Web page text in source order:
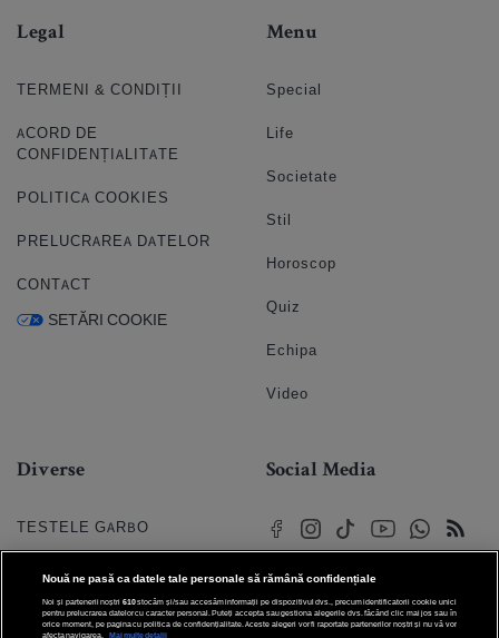
Legal
TERMENI & CONDIȚII
ACORD DE
CONFIDENȚIALITATE
POLITICA COOKIES
PRELUCRAREA DATELOR
CONTACT
SETĂRI COOKIE
Menu
Special
Life
Societate
Stil
Horoscop
Quiz
Echipa
Video
Diverse
TESTELE GARBO
HOROSCOP
HOROSCOPUL IUBIRII
Social Media
Nouă ne pasă ca datele tale personale să rămână confidențiale
Noi și partenerii noștri 610stocăm și/sau accesăm informații pe dispozitivul dvs., precum identificatorii cookie unici
pentru prelucrarea datelor cu caracter personal. Puteți accepta sau gestiona alegerile dvs. făcând clic mai jos sau în
orice moment, pe pagina cu politica de confidențialitate. Aceste alegeri vor fi raportate partenerilor noștri și nu vă vor
afecta navigarea.
Mai multe detalii